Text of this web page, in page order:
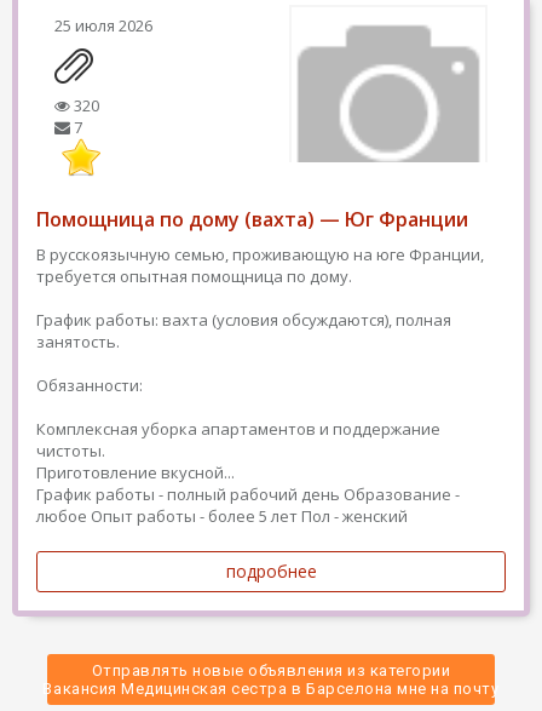
25 июля 2026
320
7
Помощница по дому (вахта) — Юг Франции
В русскоязычную семью, проживающую на юге Франции,
требуется опытная помощница по дому.
График работы: вахта (условия обсуждаются), полная
занятость.
Обязанности:
Комплексная уборка апартаментов и поддержание
чистоты.
Приготовление вкусной...
График работы - полный рабочий день Образование -
любое Опыт работы - более 5 лет Пол - женский
подробнее
Отправлять новые объявления из категории
Вакансия Медицинская сестра в Барселона мне на почту